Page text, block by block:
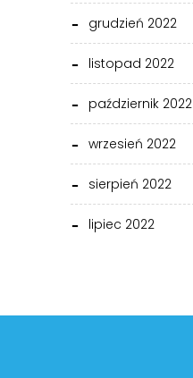
grudzień 2022
listopad 2022
październik 2022
wrzesień 2022
sierpień 2022
lipiec 2022